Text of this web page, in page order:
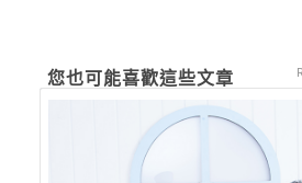
您也可能喜歡這些文章